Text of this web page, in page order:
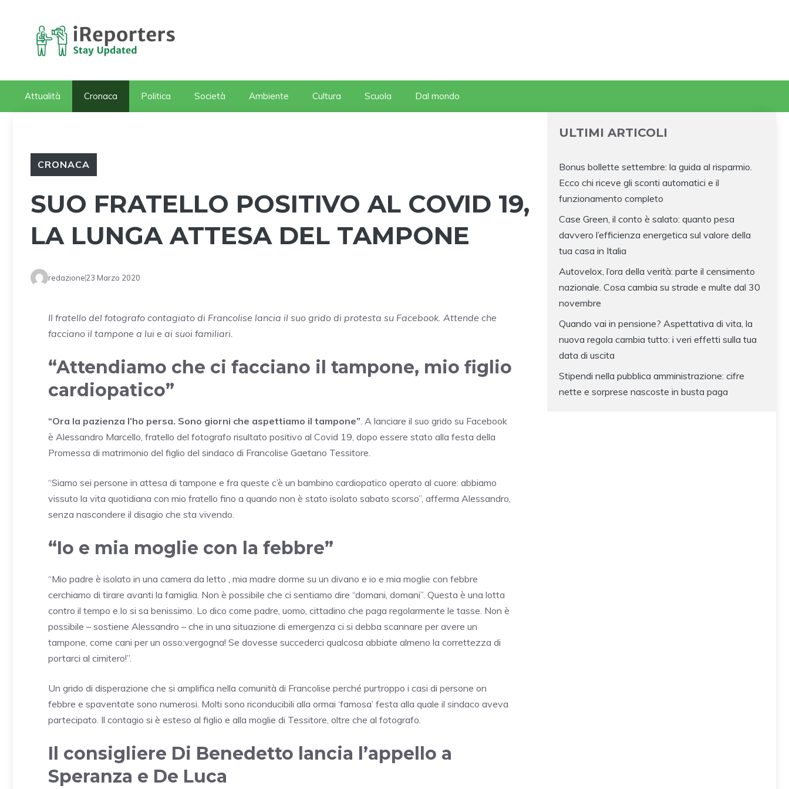
contenuto
Attualità Cronaca Politica Società Ambiente Cultura Scuola Dal mondo
CRONACA
SUO FRATELLO POSITIVO AL COVID 19,
LA LUNGA ATTESA DEL TAMPONE
redazione23 Marzo 2020
Il fratello del fotografo contagiato di Francolise lancia il suo grido di protesta su Facebook. Attende che
facciano il tampone a lui e ai suoi familiari.
“Attendiamo che ci facciano il tampone, mio figlio
cardiopatico”
“Ora la pazienza l’ho persa. Sono giorni che aspettiamo il tampone”. A lanciare il suo grido su Facebook
è Alessandro Marcello, fratello del fotografo risultato positivo al Covid 19, dopo essere stato alla festa della
Promessa di matrimonio del figlio del sindaco di Francolise Gaetano Tessitore.
“Siamo sei persone in attesa di tampone e fra queste c’è un bambino cardiopatico operato al cuore: abbiamo
vissuto la vita quotidiana con mio fratello fino a quando non è stato isolato sabato scorso”, afferma Alessandro,
senza nascondere il disagio che sta vivendo.
“Io e mia moglie con la febbre”
“Mio padre è isolato in una camera da letto , mia madre dorme su un divano e io e mia moglie con febbre
cerchiamo di tirare avanti la famiglia. Non è possibile che ci sentiamo dire “domani, domani”. Questa è una lotta
contro il tempo e lo si sa benissimo. Lo dico come padre, uomo, cittadino che paga regolarmente le tasse. Non è
possibile – sostiene Alessandro – che in una situazione di emergenza ci si debba scannare per avere un
tampone, come cani per un osso:vergogna! Se dovesse succederci qualcosa abbiate almeno la correttezza di
portarci al cimitero!”.
Un grido di disperazione che si amplifica nella comunità di Francolise perché purtroppo i casi di persone on
febbre e spaventate sono numerosi. Molti sono riconducibili alla ormai ‘famosa’ festa alla quale il sindaco aveva
partecipato. Il contagio si è esteso al figlio e alla moglie di Tessitore, oltre che al fotografo.
Il consigliere Di Benedetto lancia l’appello a
Speranza e De Luca
ULTIMI ARTICOLI
Bonus bollette settembre: la guida al risparmio.
Ecco chi riceve gli sconti automatici e il
funzionamento completo
Case Green, il conto è salato: quanto pesa
davvero l’efficienza energetica sul valore della
tua casa in Italia
Autovelox, l’ora della verità: parte il censimento
nazionale. Cosa cambia su strade e multe dal 30
novembre
Quando vai in pensione? Aspettativa di vita, la
nuova regola cambia tutto: i veri effetti sulla tua
data di uscita
Stipendi nella pubblica amministrazione: cifre
nette e sorprese nascoste in busta paga